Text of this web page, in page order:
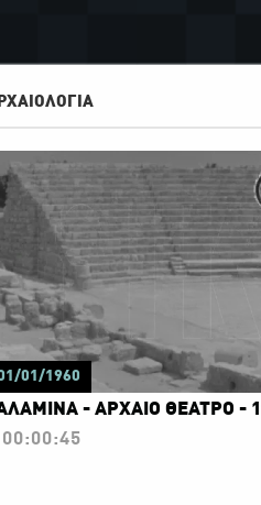
01/1960
- ΑΡΧΑΙΟ ΘΕΑΤΡΟ -
00:00:45